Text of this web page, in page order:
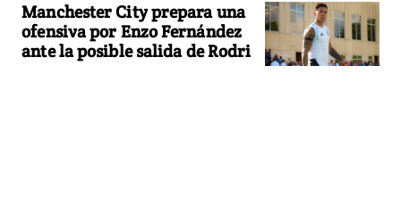
Manchester City prepara una
ofensiva por Enzo Fernández
ante la posible salida de Rodri